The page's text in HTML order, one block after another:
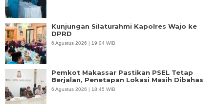
Kunjungan Silaturahmi Kapolres Wajo ke
DPRD
6 Agustus 2026 | 19:04 WIB
Pemkot Makassar Pastikan PSEL Tetap
Berjalan, Penetapan Lokasi Masih Dibahas
6 Agustus 2026 | 18:45 WIB